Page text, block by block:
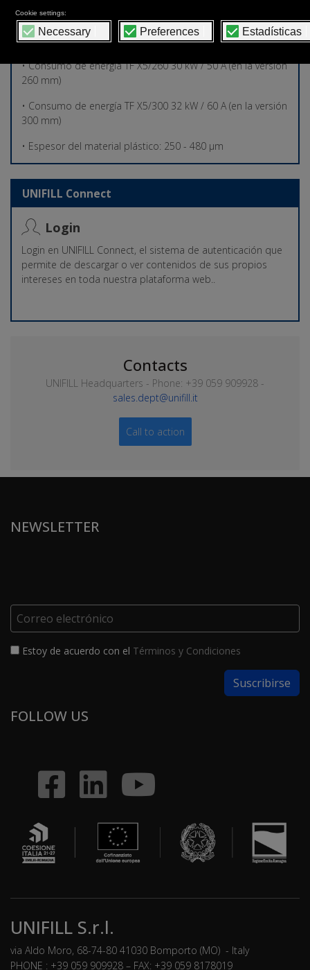
• Peso total de la máquina: 3.500,00 kg
• Consumo de aire: 1100 Nl/min – 6 bar
• Consumo de energía TF X5/260 30 kW / 50 A (en la versión
260 mm)
• Consumo de energía TF X5/300 32 kW / 60 A (en la versión
300 mm)
• Espesor del material plástico: 250 - 480 µm
UNIFILL Connect
Login
Login en UNIFILL Connect, el sistema de autenticación que
permite de descargar o ver contenidos de sus propios
intereses en toda nuestra plataforma web..
Contacts
UNIFILL Headquarters - Phone: +39 059 909928 -
sales.dept@unifill.it
Call to action
NEWSLETTER
Estoy de acuerdo con el Términos y Condiciones
FOLLOW US
UNIFILL S.r.l.
via Aldo Moro, 68-74-80 41030 Bomporto (MO) - Italy
PHONE : +39 059 909928 – FAX: +39 059 8178019